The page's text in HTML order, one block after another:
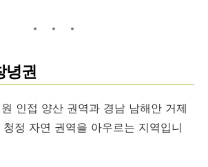
녕권
인접 양산 권역과 경남 남해안 거제
정 자연 권역을 아우르는 지역입니